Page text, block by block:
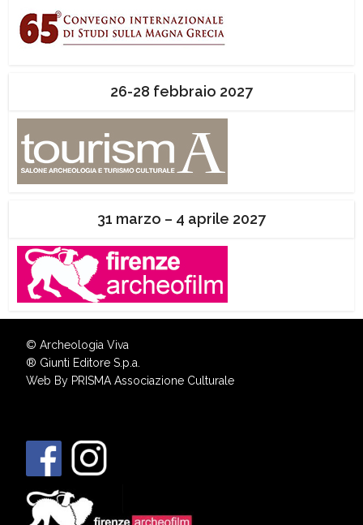
26-28 febbraio 2027
31 marzo – 4 aprile 2027
© Archeologia Viva
® Giunti Editore S.p.a.
Web By PRISMA Associazione Culturale